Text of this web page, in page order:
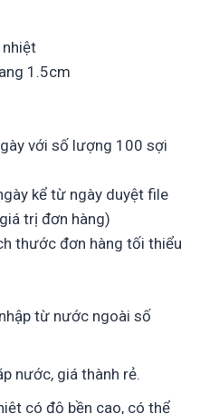
nhiệt
1.5cm
với số lượng 100 sợi
kể từ ngày duyệt file
trị đơn hàng)
thước đơn hàng tối thiểu
từ nước ngoài số
nước, giá thành rẻ.
có độ bền cao, có thể